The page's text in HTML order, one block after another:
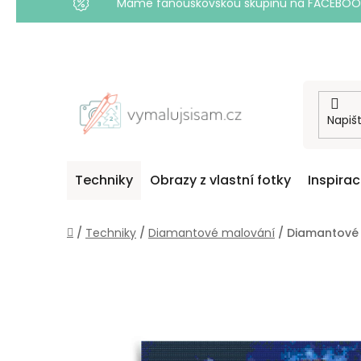
Máme fanouškovskou skupinu na
Techniky Obrazy z vlastní fotky
Domů
/ Techniky / Diamantové malování /